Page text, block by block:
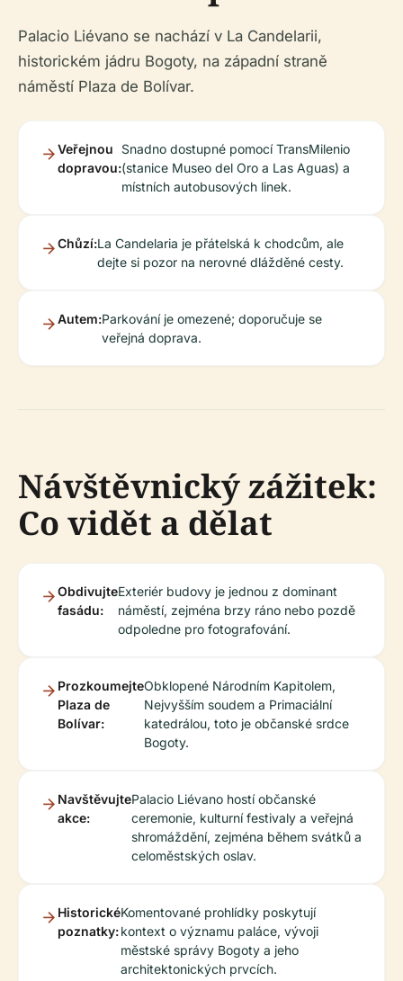
Palacio Liévano se nachází v La Candelarii,
historickém jádru Bogoty, na západní straně
náměstí Plaza de Bolívar.
Veřejnou
dopravou:
Snadno dostupné pomocí TransMilenio
(stanice Museo del Oro a Las Aguas) a
místních autobusových linek.
Chůzí:La Candelaria je přátelská k chodcům, ale
dejte si pozor na nerovné dlážděné cesty.
Autem:Parkování je omezené; doporučuje se
veřejná doprava.
Návštěvnický zážitek:
Co vidět a dělat
Obdivujte
fasádu:
Exteriér budovy je jednou z dominant
náměstí, zejména brzy ráno nebo pozdě
odpoledne pro fotografování.
Prozkoumejte
Plaza de
Bolívar:
Obklopené Národním Kapitolem,
Nejvyšším soudem a Primaciální
katedrálou, toto je občanské srdce
Bogoty.
Navštěvujte
akce:
Palacio Liévano hostí občanské
ceremonie, kulturní festivaly a veřejná
shromáždění, zejména během svátků a
celoměstských oslav.
Historické
poznatky:
Komentované prohlídky poskytují
kontext o významu paláce, vývoji
městské správy Bogoty a jeho
architektonických prvcích.